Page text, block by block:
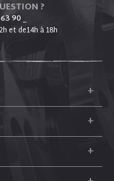
?
90_
et de14h à 18h
+
+
+